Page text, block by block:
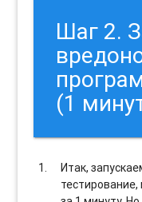
Шаг 2.
(1
Итак,